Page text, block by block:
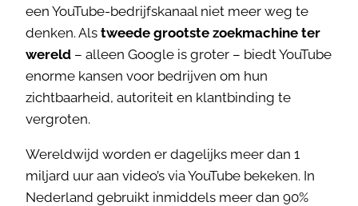
een YouTube-bedrijfskanaal niet meer weg te
denken. Als tweede grootste zoekmachine ter
wereld – alleen Google is groter – biedt YouTube
enorme kansen voor bedrijven om hun
zichtbaarheid, autoriteit en klantbinding te
vergroten.
Wereldwijd worden er dagelijks meer dan 1
miljard uur aan video’s via YouTube bekeken. In
Nederland gebruikt inmiddels meer dan 90%